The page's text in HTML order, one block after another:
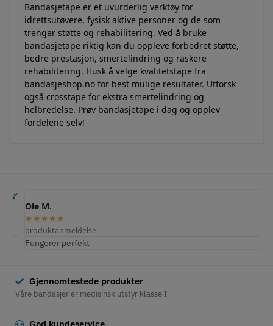
Bandasjetape er et uvurderlig verktøy for
idrettsutøvere, fysisk aktive personer og de som
trenger støtte og rehabilitering. Ved å bruke
bandasjetape riktig kan du oppleve forbedret støtte,
bedre prestasjon, smertelindring og raskere
rehabilitering. Husk å velge kvalitetstape fra
bandasjeshop.no for best mulige resultater. Utforsk
også crosstape for ekstra smertelindring og
helbredelse. Prøv bandasjetape i dag og opplev
fordelene selv!
Ole M.
★★★★
produktanmeldelse
Fungerer perfekt
Gjennomtestede produkter
Våre bandasjer er medisinsk utstyr klasse I